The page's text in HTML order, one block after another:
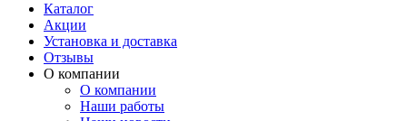
Каталог
Акции
Установка и доставка
Отзывы
О компании
О компании
Наши работы